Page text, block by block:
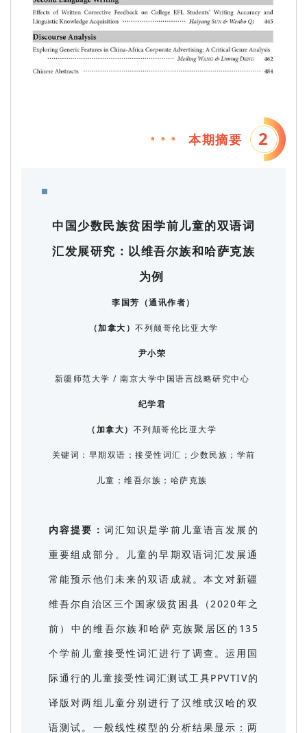
本期摘要 2
中国少数民族贫困学前儿童的双语词
汇发展研究：以维吾尔族和哈萨克族
为例
李国芳（通讯作者）
（加拿大） 不列颠哥伦比亚大学
尹小荣
新疆师范大学 / 南京大学中国语言战略研究中心
纪学君
（加拿大） 不列颠哥伦比亚大学
关键词：早期双语；接受性词汇；少数民族；学前
儿童；维吾尔族；哈萨克族
内容提要： 词汇知识是学前儿童语言发展的
重要组成部分。儿童的早期双语词汇发展通
常能预示他们未来的双语成就。本文对新疆
维吾尔自治区三个国家级贫困县（2020年之
前）中的维吾尔族和哈萨克族聚居区的135
个学前儿童接受性词汇进行了调查。运用国
际通行的儿童接受性词汇测试工具PPVTIV的
译版对两组儿童分别进行了汉维或汉哈的双
语测试。一般线性模型的分析结果显示：两